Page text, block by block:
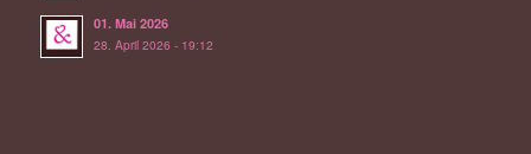
01. Mai 2026
28. April 2026 - 19:12